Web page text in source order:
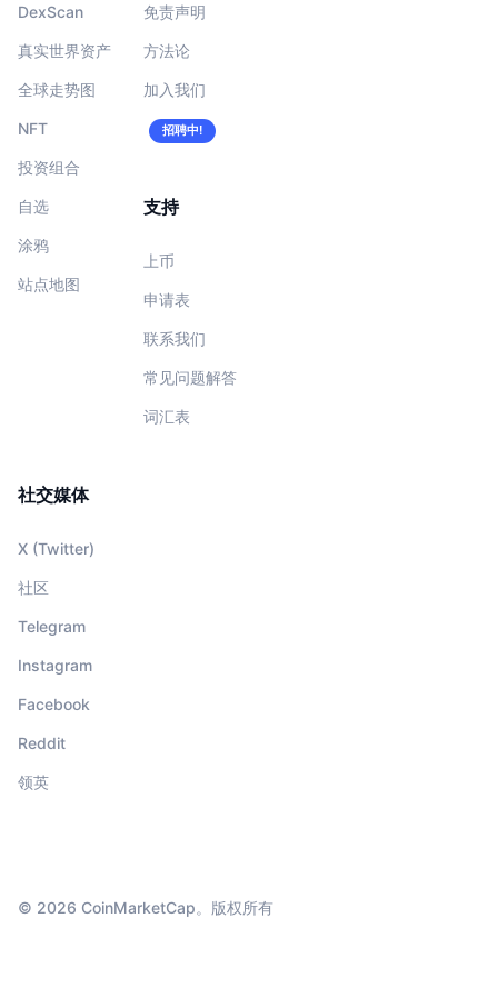
DexScan
真实世界资产
全球走势图
NFT
投资组合
自选
涂鸦
站点地图
免责声明
方法论
加入我们
招聘中!
支持
上币
申请表
联系我们
常见问题解答
词汇表
社交媒体
X (Twitter)
社区
Telegram
Instagram
Facebook
Reddit
领英
© 2026 CoinMarketCap。版权所有